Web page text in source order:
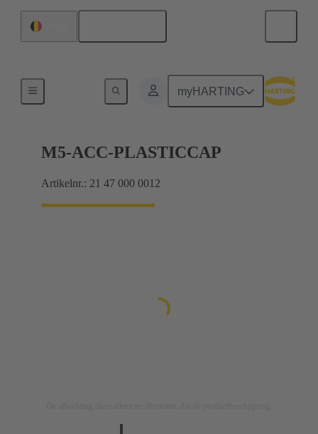
myHARTING
M5-ACC-PLASTICCAP
Artikelnr.: 21 47 000 0012